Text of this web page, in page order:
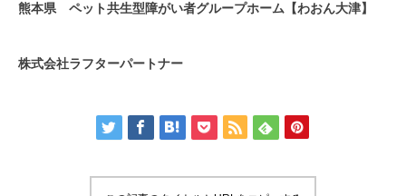
熊本県 ペット共生型障がい者グループホーム【わおん大津】
株式会社ラフターパートナー